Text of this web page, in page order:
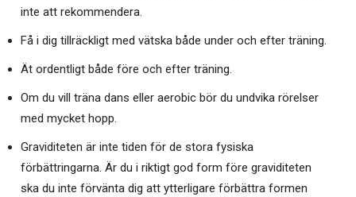
inte att rekommendera.
Få i dig tillräckligt med vätska både under och efter träning.
Ät ordentligt både före och efter träning.
Om du vill träna dans eller aerobic bör du undvika rörelser
med mycket hopp.
Graviditeten är inte tiden för de stora fysiska
förbättringarna. Är du i riktigt god form före graviditeten
ska du inte förvänta dig att ytterligare förbättra formen